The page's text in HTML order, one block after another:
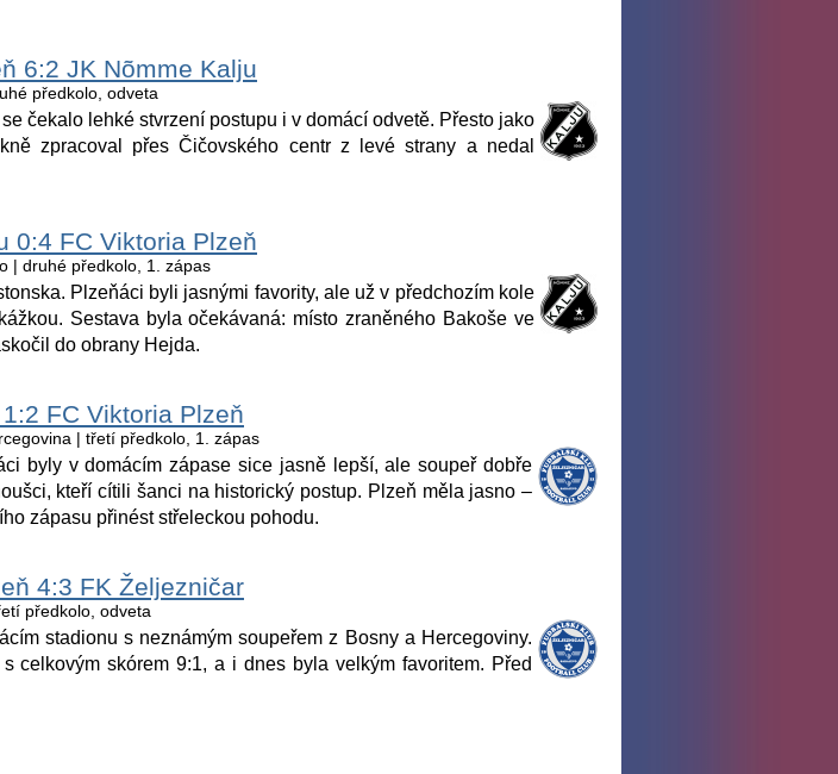
6:2 JK Nõmme Kalju
předkolo, odveta
čekalo lehké stvrzení postupu i v domácí odvetě. Přesto jako
zpracoval přes Čičovského centr z levé strany a nedal
0:4 FC Viktoria Plzeň
| druhé předkolo, 1. zápas
Plzeňáci byli jasnými favority, ale už v předchozím kole
Sestava byla očekávaná: místo zraněného Bakoše ve
do obrany Hejda.
FC Viktoria Plzeň
| třetí předkolo, 1. zápas
byly v domácím zápase sice jasně lepší, ale soupeř dobře
kteří cítili šanci na historický postup. Plzeň měla jasno –
zápasu přinést střeleckou pohodu.
4:3 FK Željezničar
předkolo, odveta
stadionu s neznámým soupeřem z Bosny a Hercegoviny.
celkovým skórem 9:1, a i dnes byla velkým favoritem. Před